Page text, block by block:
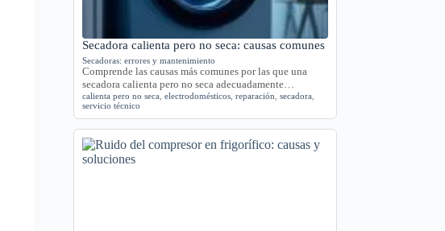
Secadora calienta pero no seca: causas comunes
Secadoras: errores y mantenimiento
Comprende las causas más comunes por las que una
secadora calienta pero no seca adecuadamente…
calienta pero no seca ,electrodomésticos ,reparación ,secadora
servicio técnico